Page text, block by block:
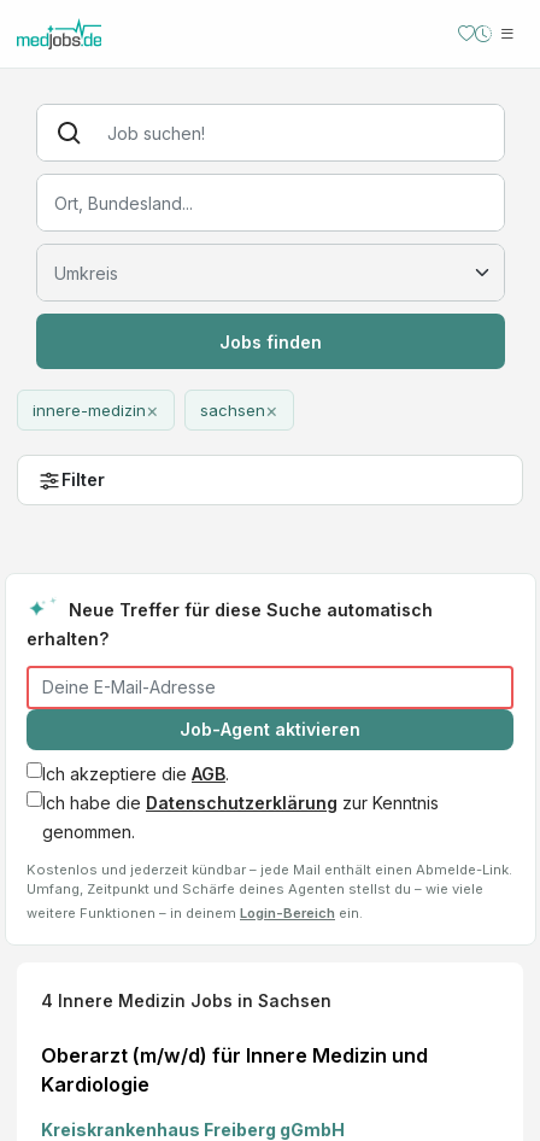
Jobs finden
innere-medizin× sachsen×
Filter
Neue Treffer für diese Suche automatisch
erhalten?
Job-Agent aktivieren
Ich akzeptiere die AGB.
Ich habe die Datenschutzerklärung zur Kenntnis
genommen.
Kostenlos und jederzeit kündbar – jede Mail enthält einen Abmelde-Link.
Umfang, Zeitpunkt und Schärfe deines Agenten stellst du – wie viele
weitere Funktionen – in deinem Login-Bereich ein.
4 Innere Medizin Jobs in Sachsen
Oberarzt (m/w/d) für Innere Medizin und
Kardiologie
Kreiskrankenhaus Freiberg gGmbH